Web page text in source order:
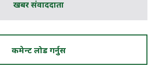
खबर संवाददाता
कमेन्ट लोड गर्नुस